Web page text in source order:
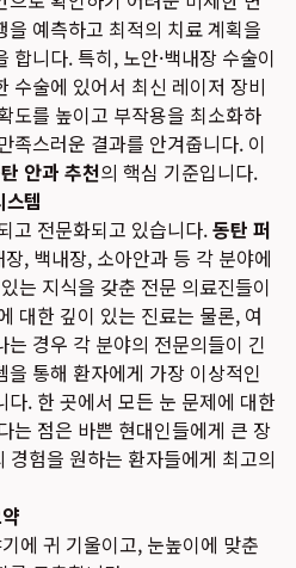
예측하고 최적의 치료 계획을
합니다. 특히, 노안·백내장 수술이
수술에 있어서 최신 레이저 장비
도를 높이고 부작용을 최소화하
족스러운 결과를 안겨줍니다. 이
안과 추천의 핵심 기준입니다.
템
고 전문화되고 있습니다.동탄 퍼
, 백내장, 소아안과 등 각 분야에
는 지식을 갖춘 전문 의료진들이
대한 깊이 있는 진료는 물론, 여
경우 각 분야의 전문의들이 긴
통해 환자에게 가장 이상적인
. 한 곳에서 모든 눈 문제에 대한
는 점은 바쁜 현대인들에게 큰 장
경험을 원하는 환자들에게 최고의
에 귀 기울이고, 눈높이에 맞춘